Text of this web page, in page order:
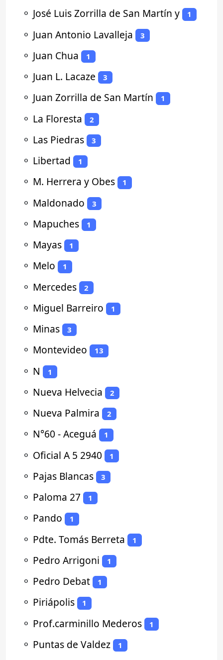
⚬ José Luis Zorrilla de San Martín y 1
⚬ Juan Antonio Lavalleja 3
⚬ Juan Chua 1
⚬ Juan L. Lacaze 3
⚬ Juan Zorrilla de San Martín 1
⚬ La Floresta 2
⚬ Las Piedras 3
⚬ Libertad 1
⚬ M. Herrera y Obes 1
⚬ Maldonado 3
⚬ Mapuches 1
⚬ Mayas 1
⚬ Melo 1
⚬ Mercedes 2
⚬ Miguel Barreiro 1
⚬ Minas 3
⚬ Montevideo 13
⚬ N 1
⚬ Nueva Helvecia 2
⚬ Nueva Palmira 2
⚬ N°60 - Aceguá 1
⚬ Oficial A 5 2940 1
⚬ Pajas Blancas 3
⚬ Paloma 27 1
⚬ Pando 1
⚬ Pdte. Tomás Berreta 1
⚬ Pedro Arrigoni 1
⚬ Pedro Debat 1
⚬ Piriápolis 1
⚬ Prof.carminillo Mederos 1
⚬ Puntas de Valdez 1